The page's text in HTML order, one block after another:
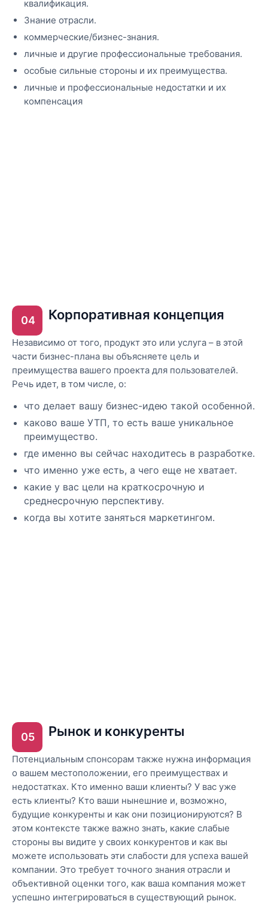
квалификация.
Знание отрасли.
коммерческие/бизнес-знания.
личные и другие профессиональные требования.
особые сильные стороны и их преимущества.
личные и профессиональные недостатки и их
компенсация
04 Корпоративная концепция
Независимо от того, продукт это или услуга – в этой
части бизнес-плана вы объясняете цель и
преимущества вашего проекта для пользователей.
Речь идет, в том числе, о:
что делает вашу бизнес-идею такой особенной.
каково ваше УТП, то есть ваше уникальное
преимущество.
где именно вы сейчас находитесь в разработке.
что именно уже есть, а чего еще не хватает.
какие у вас цели на краткосрочную и
среднесрочную перспективу.
когда вы хотите заняться маркетингом.
05 Рынок и конкуренты
Потенциальным спонсорам также нужна информация
о вашем местоположении, его преимуществах и
недостатках. Кто именно ваши клиенты? У вас уже
есть клиенты? Кто ваши нынешние и, возможно,
будущие конкуренты и как они позиционируются? В
этом контексте также важно знать, какие слабые
стороны вы видите у своих конкурентов и как вы
можете использовать эти слабости для успеха вашей
компании. Это требует точного знания отрасли и
объективной оценки того, как ваша компания может
успешно интегрироваться в существующий рынок.